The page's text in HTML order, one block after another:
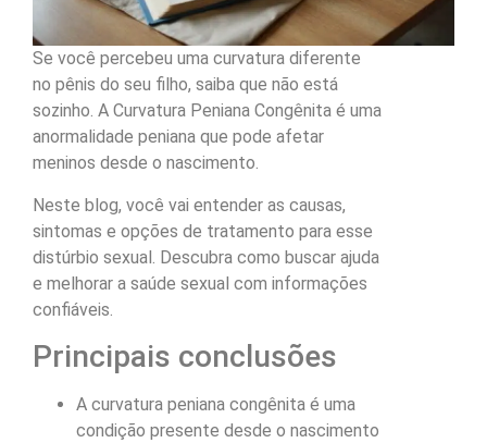
Se você percebeu uma curvatura diferente
no pênis do seu filho, saiba que não está
sozinho. A Curvatura Peniana Congênita é uma
anormalidade peniana que pode afetar
meninos desde o nascimento.
Neste blog, você vai entender as causas,
sintomas e opções de tratamento para esse
distúrbio sexual. Descubra como buscar ajuda
e melhorar a saúde sexual com informações
confiáveis.
Principais conclusões
A curvatura peniana congênita é uma
condição presente desde o nascimento